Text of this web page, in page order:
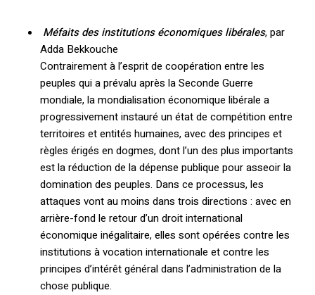
Méfaits des institutions économiques libérales, par
Adda Bekkouche
Contrairement à l’esprit de coopération entre les
peuples qui a prévalu après la Seconde Guerre
mondiale, la mondialisation économique libérale a
progressivement instauré un état de compétition entre
territoires et entités humaines, avec des principes et
règles érigés en dogmes, dont l’un des plus importants
est la réduction de la dépense publique pour asseoir la
domination des peuples. Dans ce processus, les
attaques vont au moins dans trois directions : avec en
arrière-fond le retour d’un droit international
économique inégalitaire, elles sont opérées contre les
institutions à vocation internationale et contre les
principes d’intérêt général dans l’administration de la
chose publique.